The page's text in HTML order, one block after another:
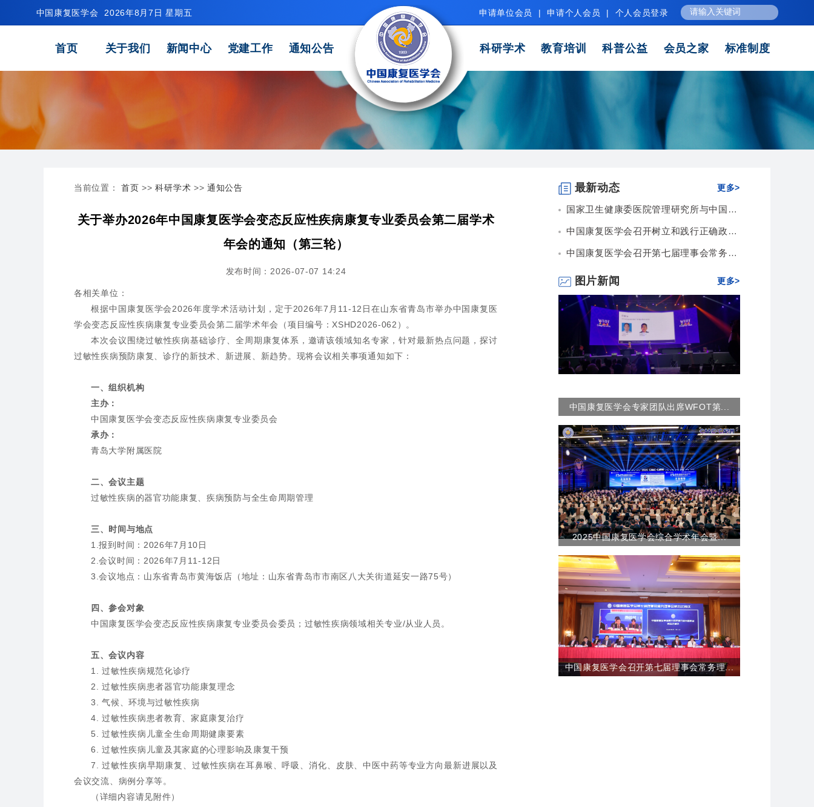
中国康复医学会 2026年8月7日 星期五 申请单位会员 | 申请个人会员 | 个人会员登录
首页 关于我们 新闻中心 党建工作 通知公告 科研学术 教育培训 科普公益 会员之家 标准制度
当前位置： 首页 >>科研学术 >>通知公告
关于举办2026年中国康复医学会变态反应性疾病康复专业委员会第二届学术
年会的通知（第三轮）
发布时间：2026-07-07 14:24
各相关单位：
根据中国康复医学会2026年度学术活动计划，定于2026年7月11-12日在山东省青岛市举办中国康复医
学会变态反应性疾病康复专业委员会第二届学术年会（项目编号：XSHD2026-062）。
本次会议围绕过敏性疾病基础诊疗、全周期康复体系，邀请该领域知名专家，针对最新热点问题，探讨
过敏性疾病预防康复、诊疗的新技术、新进展、新趋势。现将会议相关事项通知如下：
一、组织机构
主办：
中国康复医学会变态反应性疾病康复专业委员会
承办：
青岛大学附属医院
二、会议主题
过敏性疾病的器官功能康复、疾病预防与全生命周期管理
三、时间与地点
1.报到时间：2026年7月10日
2.会议时间：2026年7月11-12日
3.会议地点：山东省青岛市黄海饭店（地址：山东省青岛市市南区八大关街道延安一路75号）
四、参会对象
中国康复医学会变态反应性疾病康复专业委员会委员；过敏性疾病领域相关专业/从业人员。
五、会议内容
1. 过敏性疾病规范化诊疗
2. 过敏性疾病患者器官功能康复理念
3. 气候、环境与过敏性疾病
4. 过敏性疾病患者教育、家庭康复治疗
5. 过敏性疾病儿童全生命周期健康要素
6. 过敏性疾病儿童及其家庭的心理影响及康复干预
7. 过敏性疾病早期康复、过敏性疾病在耳鼻喉、呼吸、消化、皮肤、中医中药等专业方向最新进展以及
会议交流、病例分享等。
（详细内容请见附件）
最新动态 更多>
国家卫生健康委医院管理研究所与中国康复医学会...
中国康复医学会召开树立和践行正确政绩观专题会...
中国康复医学会召开第七届理事会常务理事会第九...
图片新闻 更多>
中国康复医学会专家团队出席WFOT第...
2025中国康复医学会综合学术年会暨...
中国康复医学会召开第七届理事会常务理...